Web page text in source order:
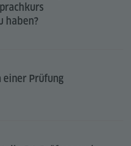
haben?
einer Prüfung